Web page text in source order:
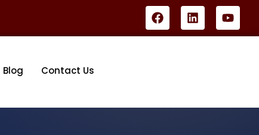
Blog Contact Us